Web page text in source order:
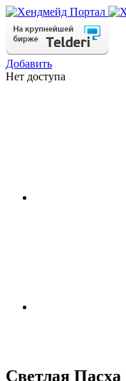
Добавить
Нет доступа
Светлая Пасха